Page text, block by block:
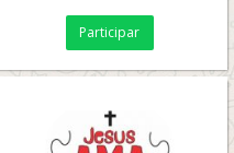
com carne com papelão os
primeiros que ...
Participar